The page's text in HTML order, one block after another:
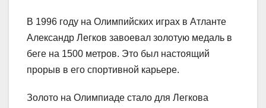
В 1996 году на Олимпийских играх в Атланте
Александр Легков завоевал золотую медаль в
беге на 1500 метров. Это был настоящий
прорыв в его спортивной карьере.
Золото на Олимпиаде стало для Легкова